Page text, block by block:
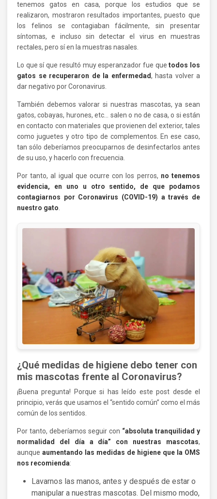
tenemos gatos en casa, porque los estudios que se
realizaron, mostraron resultados importantes, puesto que
los felinos se contagiaban fácilmente, sin presentar
síntomas, e incluso sin detectar el virus en muestras
rectales, pero sí en la muestras nasales.
Lo que sí que resultó muy esperanzador fue que todos los
gatos se recuperaron de la enfermedad, hasta volver a
dar negativo por Coronavirus.
También debemos valorar si nuestras mascotas, ya sean
gatos, cobayas, hurones, etc… salen o no de casa, o si están
en contacto con materiales que provienen del exterior, tales
como juguetes y otro tipo de complementos. En ese caso,
tan sólo deberíamos preocuparnos de desinfectarlos antes
de su uso, y hacerlo con frecuencia.
Por tanto, al igual que ocurre con los perros, no tenemos
evidencia, en uno u otro sentido, de que podamos
contagiarnos por Coronavirus (COVID-19) a través de
nuestro gato
¿Qué medidas de higiene debo tener con
mis mascotas frente al Coronavirus?
¡Buena pregunta! Porque si has leído este post desde el
principio, verás que usamos el “sentido común” como el más
común de los sentidos.
Por tanto, deberíamos seguir con “absoluta tranquilidad y
normalidad del día a día”
con nuestras mascotas,
aunque aumentando las medidas de higiene que la OMS
nos recomienda:
Lavarnos las manos, antes y después de estar o
manipular a nuestras mascotas. Del mismo modo,